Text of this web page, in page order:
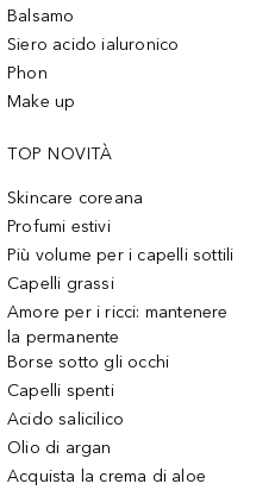
Balsamo
Siero acido ialuronico
Phon
Make up
TOP NOVITÀ
Skincare coreana
Profumi estivi
Più volume per i capelli sottili
Capelli grassi
Amore per i ricci: mantenere
la permanente
Borse sotto gli occhi
Capelli spenti
Acido salicilico
Olio di argan
Acquista la crema di aloe